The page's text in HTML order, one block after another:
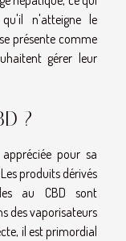
n'atteigne le
présente comme
gérer leur
?
pour sa
produits dérivés
au CBD sont
des vaporisateurs
il est primordial